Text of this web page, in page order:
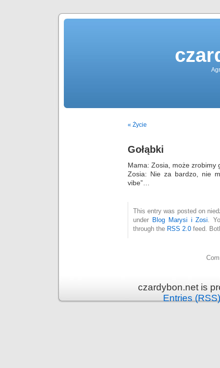
« Życie
Gołąbki
Mama: Zosia, może zrobimy
Zosia: Nie za bardzo, nie
vibe”…
This entry was posted on
under Blog Marysi i Zosi .
through the RSS 2.0 feed.
czardybon.net is
Entries (RSS)